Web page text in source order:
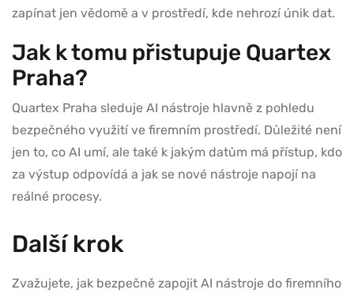
zapínat jen vědomě a v prostředí, kde nehrozí únik dat.
Jak k tomu přistupuje Quartex
Praha?
Quartex Praha sleduje AI nástroje hlavně z pohledu
bezpečného využití ve firemním prostředí. Důležité není
jen to, co AI umí, ale také k jakým datům má přístup, kdo
za výstup odpovídá a jak se nové nástroje napojí na
reálné procesy.
Další krok
Zvažujete, jak bezpečně zapojit AI nástroje do firemního